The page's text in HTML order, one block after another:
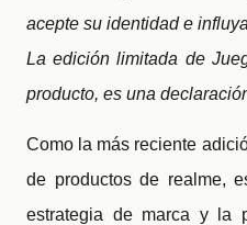
acepte su identidad e
La edición limitada de
producto, es una
Como la más reciente
de productos de realme,
estrategia de marca y la